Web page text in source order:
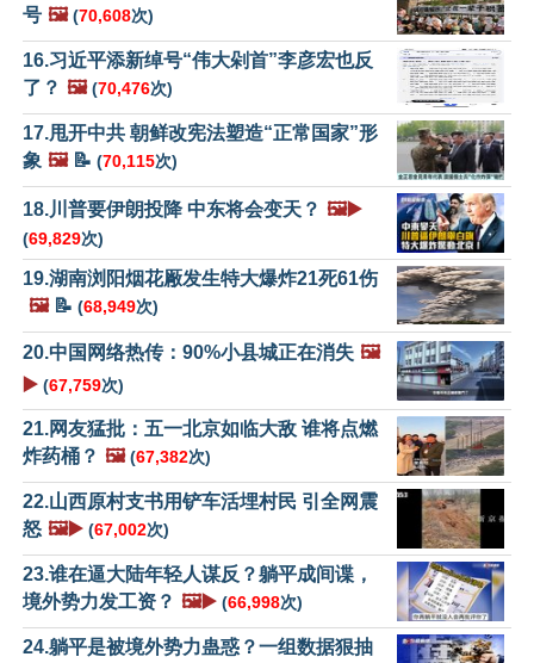
号 🖼️ (70,608次)
16.习近平添新绰号“伟大剁首”李彦宏也反
了？ 🖼️ (70,476次)
17.甩开中共 朝鲜改宪法塑造“正常国家”形
象 🖼️📝 (70,115次)
18.川普要伊朗投降 中东将会变天？ 🖼️▶️
(69,829次)
19.湖南浏阳烟花厰发生特大爆炸21死61伤
🖼️📝 (68,949次)
20.中国网络热传：90%小县城正在消失 🖼️
▶️ (67,759次)
21.网友猛批：五一北京如临大敌 谁将点燃
炸药桶？ 🖼️ (67,382次)
22.山西原村支书用铲车活埋村民 引全网震
怒 🖼️▶️ (67,002次)
23.谁在逼大陆年轻人谋反？躺平成间谍，
境外势力发工资？ 🖼️▶️ (66,998次)
24.躺平是被境外势力蛊惑？一组数据狠抽